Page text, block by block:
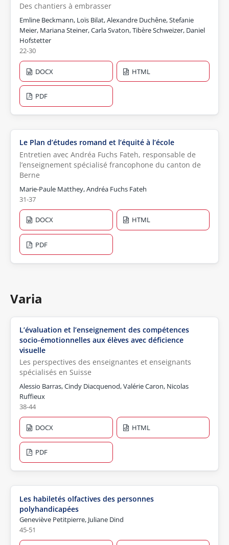
Des chantiers à embrasser
Emline Beckmann, Loïs Bilat, Alexandre Duchêne, Stefanie
Meier, Mariana Steiner, Carla Svaton, Tibère Schweizer, Daniel
Hofstetter
22-30
DOCX HTML
PDF
Le Plan d’études romand et l’équité à l’école
Entretien avec Andréa Fuchs Fateh, responsable de
l’enseignement spécialisé francophone du canton de
Berne
Marie-Paule Matthey, Andréa Fuchs Fateh
31-37
DOCX HTML
PDF
Varia
L’évaluation et l’enseignement des compétences
socio-émotionnelles aux élèves avec déficience
visuelle
Les perspectives des enseignantes et enseignants
spécialisés en Suisse
Alessio Barras, Cindy Diacquenod, Valérie Caron, Nicolas
Ruffieux
38-44
DOCX HTML
PDF
Les habiletés olfactives des personnes
polyhandicapées
Geneviève Petitpierre, Juliane Dind
45-51